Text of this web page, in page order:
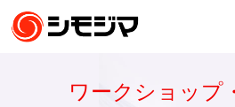
ワークショップ